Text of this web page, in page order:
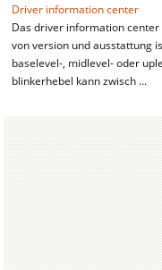
Driver information center
Das driver information
von version und ausstattung
baselevel-, midlevel- oder
blinkerhebel kann zwisch ...